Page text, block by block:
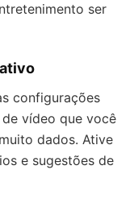
ser
configurações
vídeo que você
dados. Ative
e sugestões de